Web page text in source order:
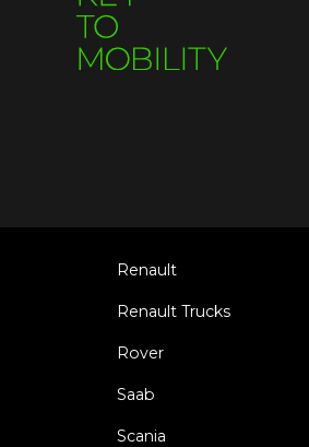
Renault
Renault Trucks
Rover
Saab
Scania